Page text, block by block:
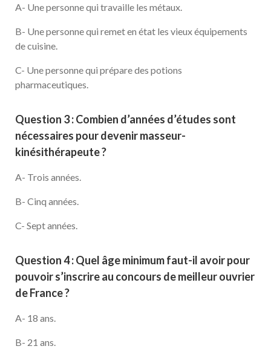
A- Une personne qui travaille les métaux.
B- Une personne qui remet en état les vieux équipements
de cuisine.
C- Une personne qui prépare des potions
pharmaceutiques.
Question 3 : Combien d’années d’études sont
nécessaires pour devenir masseur-
kinésithérapeute ?
A- Trois années.
B- Cinq années.
C- Sept années.
Question 4 : Quel âge minimum faut-il avoir pour
pouvoir s’inscrire au concours de meilleur ouvrier
de France ?
A- 18 ans.
B- 21 ans.